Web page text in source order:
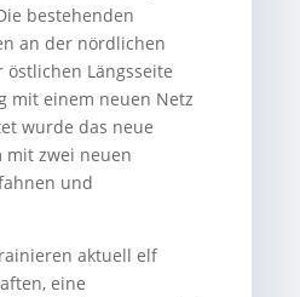
bestehenden
an der nördlichen
Längsseite
mit einem neuen Netz
wurde das neue
mit zwei neuen
und
aktuell elf
eine